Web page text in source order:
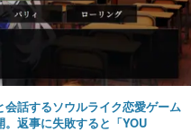
会話するソウルライク恋愛ゲーム
。返事に失敗すると「YOU